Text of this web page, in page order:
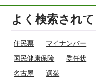
よく検索され
住民票 マイナンバー
国民健康保険
委任状
名古屋
選挙